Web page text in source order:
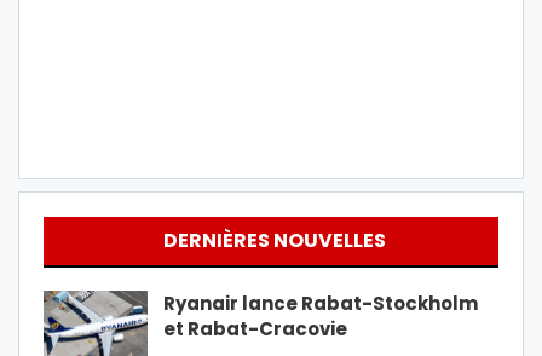
DERNIÈRES NOUVELLES
Ryanair lance Rabat-Stockholm
et Rabat-Cracovie